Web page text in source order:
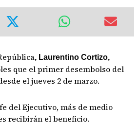
, Laurentino Cortizo,
que el primer desembolso del
el jueves 2 de marzo.
del Ejecutivo, más de medio
recibirán el beneficio.